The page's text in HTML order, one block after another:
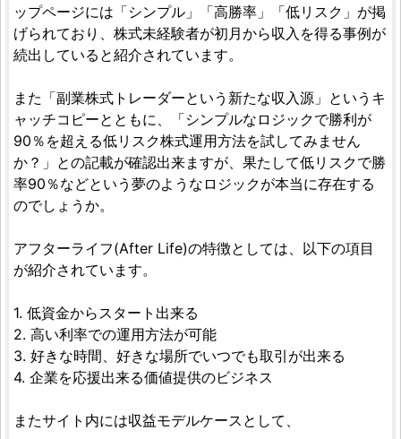
ップページには「シンプル」「高勝率」「低リスク」が掲
げられており、株式未経験者が初月から収入を得る事例が
続出していると紹介されています。
また「副業株式トレーダーという新たな収入源」というキ
ャッチコピーとともに、「シンプルなロジックで勝利が
90％を超える低リスク株式運用方法を試してみません
か？」との記載が確認出来ますが、果たして低リスクで勝
率90％などという夢のようなロジックが本当に存在する
のでしょうか。
アフターライフ(After Life)の特徴としては、以下の項目
が紹介されています。
1. 低資金からスタート出来る
2. 高い利率での運用方法が可能
3. 好きな時間、好きな場所でいつでも取引が出来る
4. 企業を応援出来る価値提供のビジネス
またサイト内には収益モデルケースとして、